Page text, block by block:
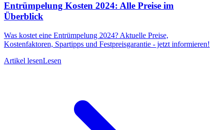
Entrümpelung Kosten 2024: Alle Preise im
Überblick
Was kostet eine Entrümpelung 2024? Aktuelle Preise,
Kostenfaktoren, Spartipps und Festpreisgarantie - jetzt informieren!
Artikel lesenLesen